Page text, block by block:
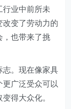
行业中前所未
改变了劳动力的
，也带来了挑
志。现在像家具
广泛受众可以
得大众化。